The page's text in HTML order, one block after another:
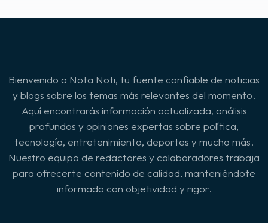
Bienvenido a Nota Noti, tu fuente confiable de noticias
y blogs sobre los temas más relevantes del momento.
Aquí encontrarás información actualizada, análisis
profundos y opiniones expertas sobre política,
tecnología, entretenimiento, deportes y mucho más.
Nuestro equipo de redactores y colaboradores trabaja
para ofrecerte contenido de calidad, manteniéndote
informado con objetividad y rigor.